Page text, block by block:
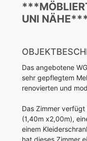
UNI NÄHE***
Das angebotene
sehr gepflegtem
renovierten und
Das Zimmer
(1,40m x2,00m),
einem